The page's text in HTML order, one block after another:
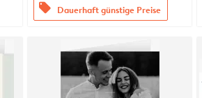
offers Dauerhaft günstige Preise